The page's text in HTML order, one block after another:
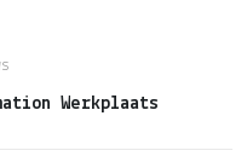
Werkplaats